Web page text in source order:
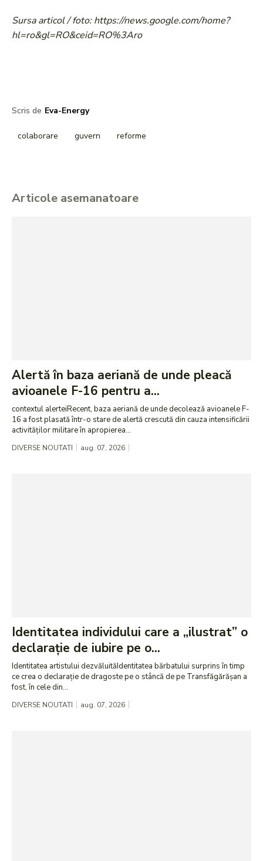
Sursa articol / foto: https://news.google.com/home?
hl=ro&gl=RO&ceid=RO%3Aro
Scris de Eva-Energy
colaborare guvern reforme
Articole asemanatoare
Alertă în baza aeriană de unde pleacă
avioanele F-16 pentru a...
contextul alerteiRecent, baza aeriană de unde decolează avioanele F-
16 a fost plasată într-o stare de alertă crescută din cauza intensificării
activităților militare în apropierea...
DIVERSE NOUTATI aug. 07, 2026
Identitatea individului care a „ilustrat” o
declarație de iubire pe o...
Identitatea artistului dezvăluităIdentitatea bărbatului surprins în timp
ce crea o declarație de dragoste pe o stâncă de pe Transfăgărășan a
fost, în cele din...
DIVERSE NOUTATI aug. 07, 2026